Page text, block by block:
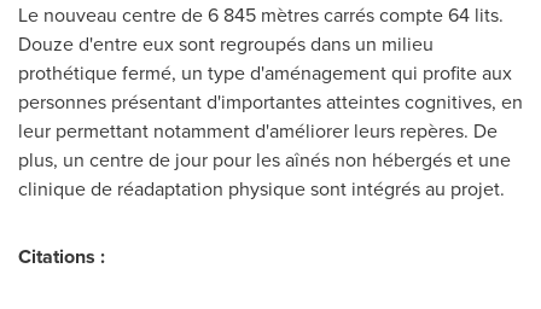
Le nouveau centre de 6 845 mètres carrés compte 64 lits.
Douze d'entre eux sont regroupés dans un milieu
prothétique fermé, un type d'aménagement qui profite aux
personnes présentant d'importantes atteintes cognitives, en
leur permettant notamment d'améliorer leurs repères. De
plus, un centre de jour pour les aînés non hébergés et une
clinique de réadaptation physique sont intégrés au projet.
Citations :